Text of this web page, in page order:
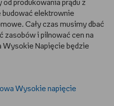
produkowania prądu z
budować elektrownie
Cały czas musimy dbać
zasobów i pilnować cen na
Wysokie Napięcie będzie